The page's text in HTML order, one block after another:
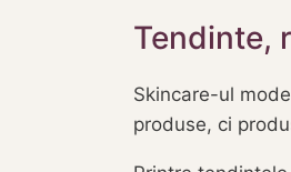
Tendinte,
Skincare-ul
produse, ci